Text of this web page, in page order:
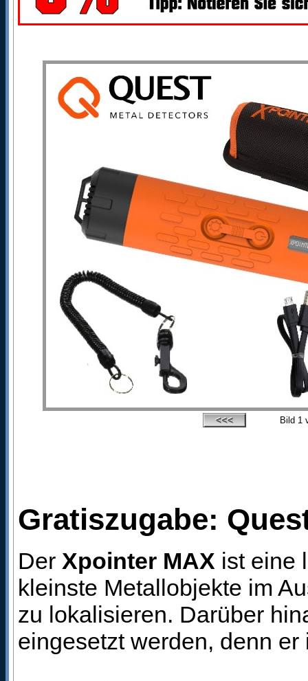
Bild 1
Gratiszugabe:
Der Xpointer MAX ist eine
kleinste Metallobjekte im
zu lokalisieren. Darüber
eingesetzt werden, denn